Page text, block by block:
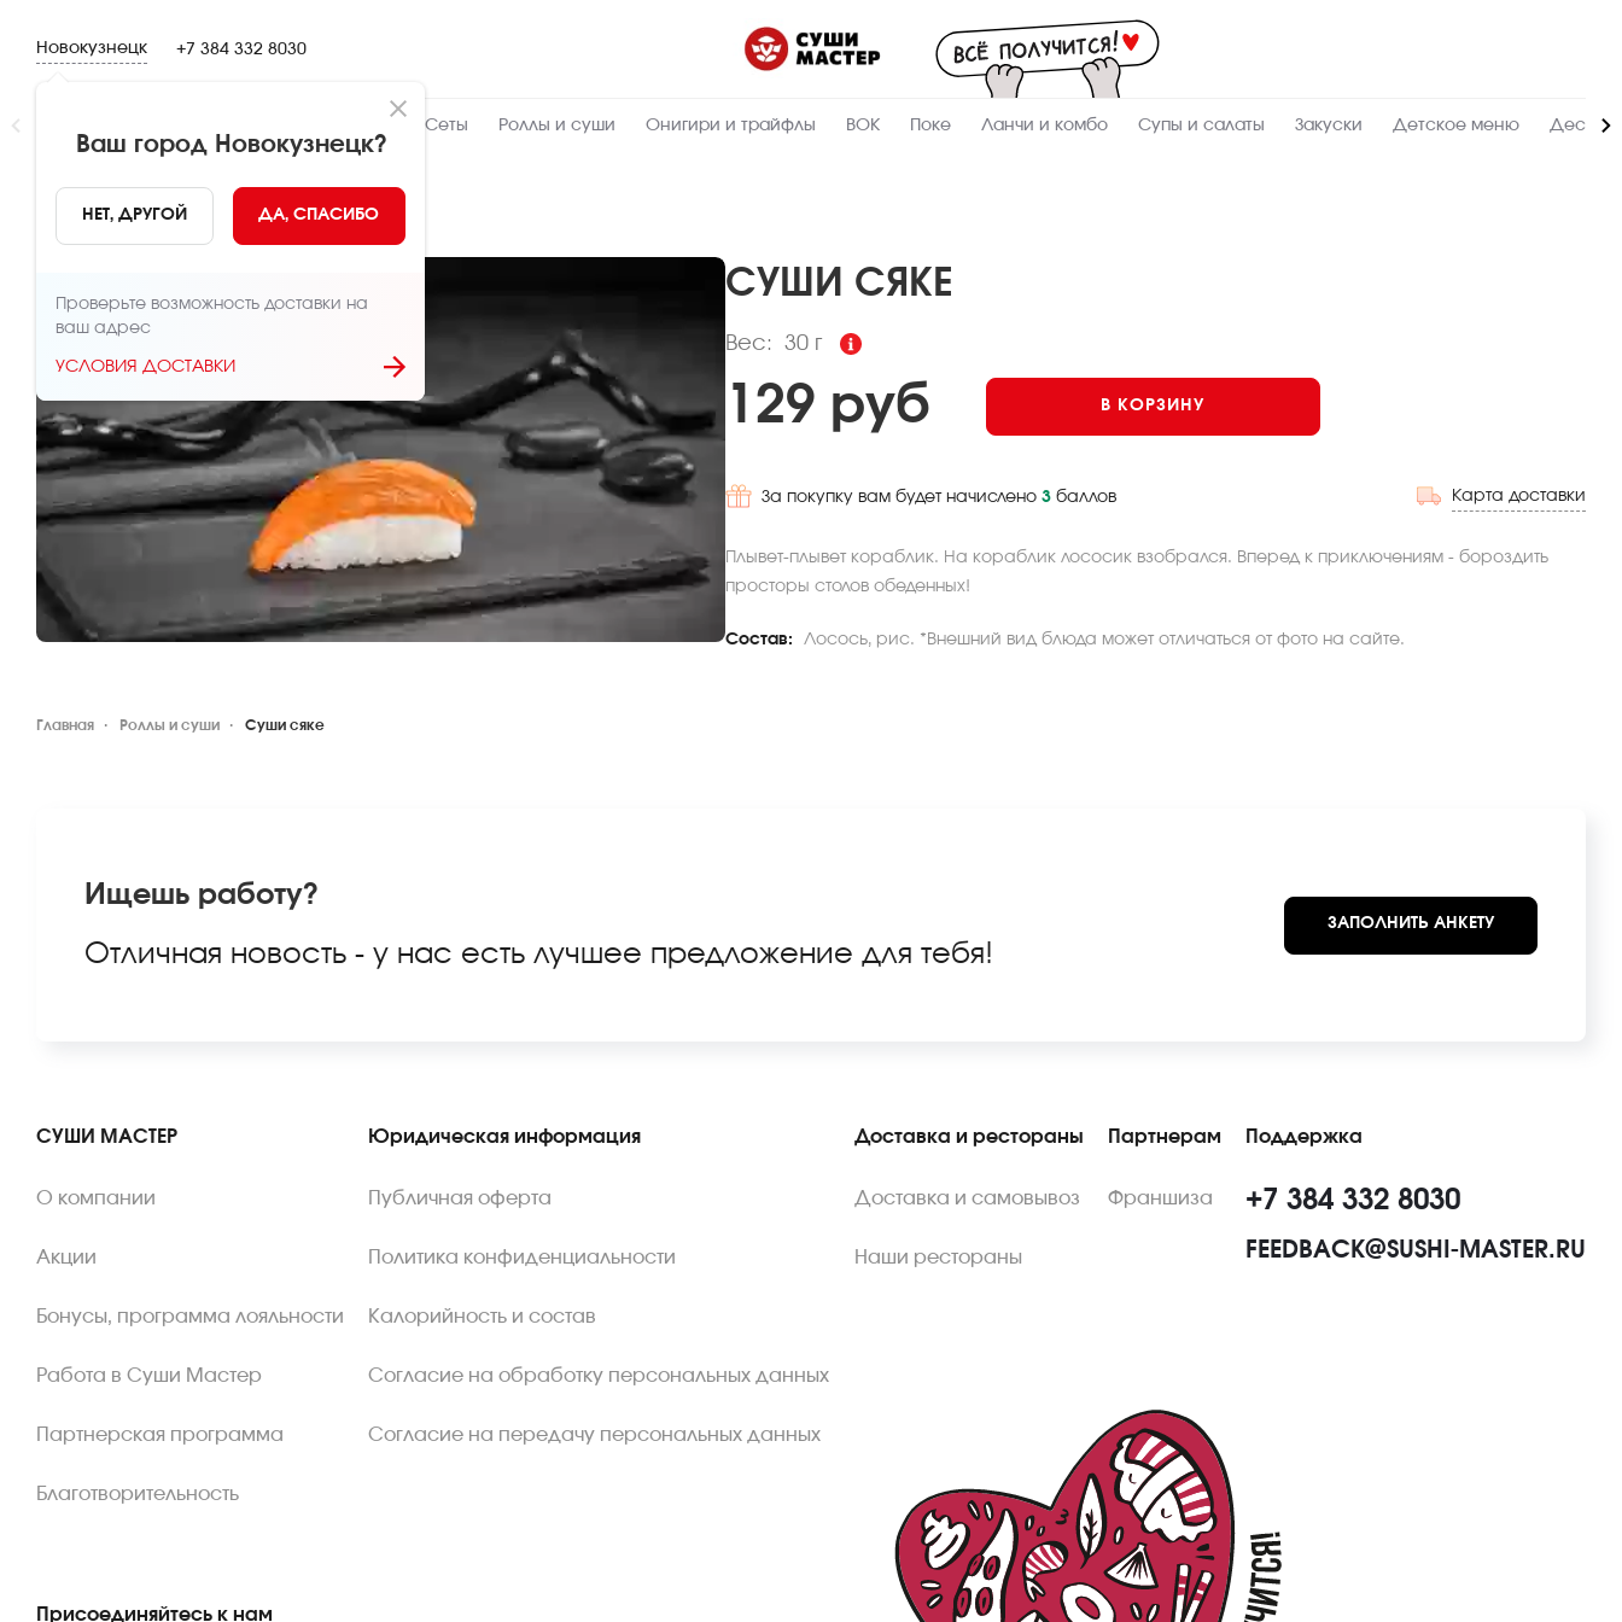
Новокузнецк
Ваш город Новокузнецк?
НЕТ, ДРУГОЙ ДА, СПАСИБО
Проверьте возможность доставки на
ваш адрес
УСЛОВИЯ ДОСТАВКИ
+7 384 332 8030
Сеты Роллы и суши Онигири и трайфлы ВОК Поке Ланчи и комбо Супы и салаты Закуски Детское меню
НАЗАД
СУШИ СЯКЕ
Вес: 30 г
Пищевая
30 Вес, г
205.3 Ккал
129 руб В КОРЗИНУ
За покупку вам будет начислено 3 баллов Карта доставки
Плывет-плывет кораблик. На кораблик лососик взобрался. Вперед к приключениям - бороздить
просторы столов обеденных!
Состав: Лосось, рис. *Внешний вид блюда может отличаться от фото на сайте.
Главная Роллы и суши Суши сяке
Ищешь работу?
Отличная новость - у нас есть лучшее предложение для тебя!
ЗАПОЛНИТЬ АНКЕТУ
СУШИ МАСТЕР
О компании
Акции
Бонусы, программа лояльности
Работа в Суши Мастер
Партнерская программа
Благотворительность
Юридическая информация
Публичная оферта
Политика конфиденциальности
Калорийность и состав
Согласие на обработку персональных данных
Согласие на передачу персональных данных
Доставка и рестораны
Доставка и самовывоз
Наши рестораны
Партнерам
Франшиза
Поддержка
+7 384 332 8030
FEEDBACK@SUSHI-MASTER.RU
Присоединяйтесь к нам